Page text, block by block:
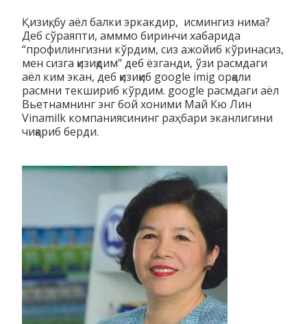
Қизиқ, бу аёл балки эркакдир, исмингиз нима?
Деб сўраяпти, амммо биринчи хабарида
“профилингизни кўрдим, сиз ажойиб кўринасиз,
мен сизга қизиқдим” деб ёзганди, ўзи расмдаги
аёл ким экан, деб қизиқиб google imig орқали
расмни текшириб кўрдим. google расмдаги аёл
Вьетнамнинг энг бой хоними Май Кю Лин
Vinamilk компаниясининг раҳбари эканлигини
чиқариб берди.